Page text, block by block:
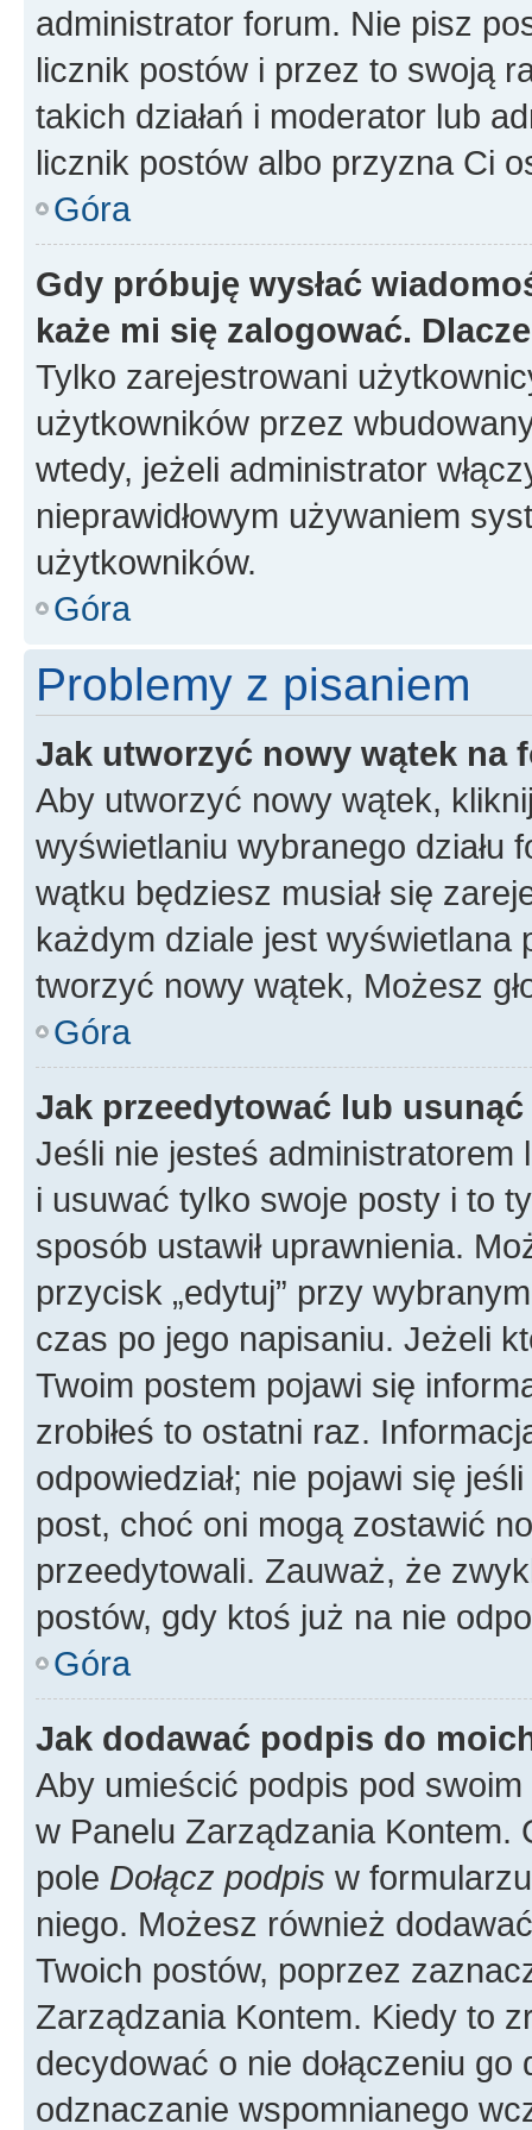
administrator forum. Nie pisz
licznik postów i przez to swoją
takich działań i moderator lub
licznik postów albo przyzna Ci
Góra
Gdy próbuję wysłać
każe mi się zalogować.
Tylko zarejestrowani
użytkowników przez
wtedy, jeżeli administrator
nieprawidłowym używaniem
użytkowników.
Góra
Problemy z pisaniem
Jak utworzyć nowy wątek na
Aby utworzyć nowy wątek,
wyświetlaniu wybranego działu
wątku będziesz musiał się
każdym dziale jest wyświetlana
tworzyć nowy wątek, Możesz
Góra
Jak przeedytować lub
Jeśli nie jesteś
i usuwać tylko swoje posty i to
sposób ustawił uprawnienia.
przycisk „edytuj” przy
czas po jego napisaniu. Jeżeli
Twoim postem pojawi się
zrobiłeś to ostatni raz.
odpowiedział; nie pojawi się
post, choć oni mogą zostawić
przeedytowali. Zauważ, że
postów, gdy ktoś już na nie
Góra
Jak dodawać podpis do
Aby umieścić podpis pod
w Panelu Zarządzania
pole Dołącz podpis w
niego. Możesz również
Twoich postów, poprzez
Zarządzania Kontem. Kiedy to
decydować o nie dołączeniu
odznaczanie wspomnianego